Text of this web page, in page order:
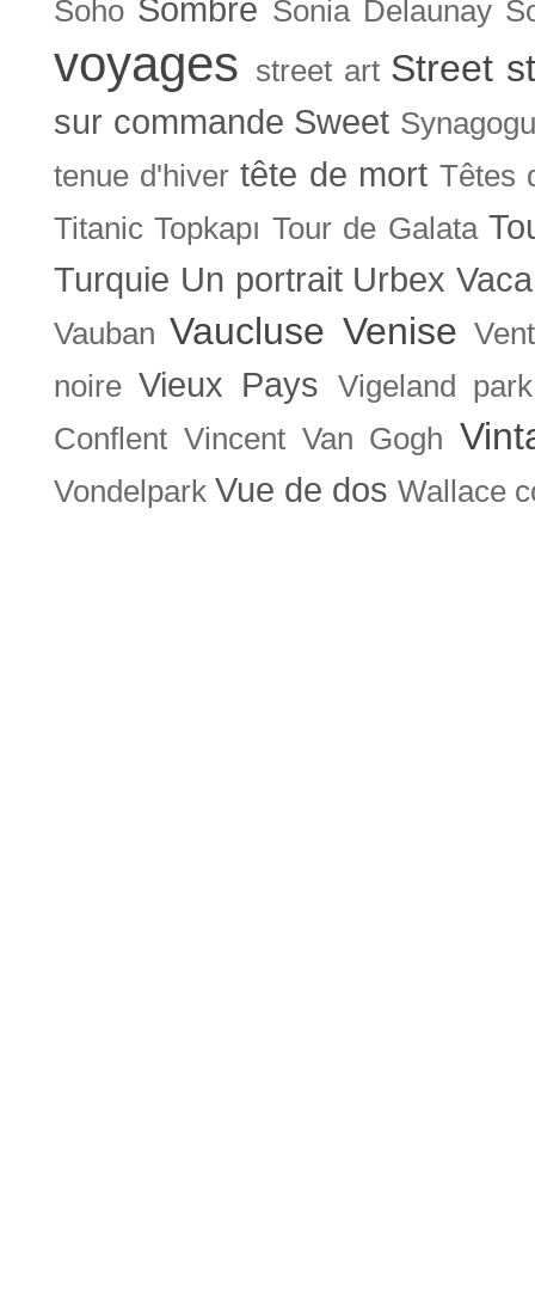
Soho Sombre Sonia Delaunay
voyages street art Street
sur commande Sweet
tenue d'hiver tête de mort Têtes
Titanic Topkapı Tour de Galata
Turquie Un portrait Urbex
Vauban Vaucluse Venise
noire Vieux Pays
Vigeland park
Conflent Vincent Van Gogh
Vondelpark Vue de dos Wallace